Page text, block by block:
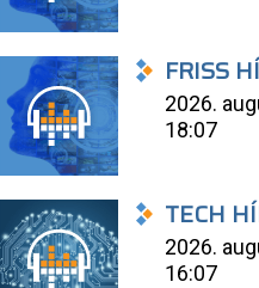
FRISS
2026.
18:07
TECH
2026.
16:07